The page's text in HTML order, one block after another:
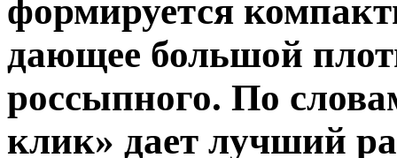
формируется
дающее большой
россыпного. По
клик» дает лучший